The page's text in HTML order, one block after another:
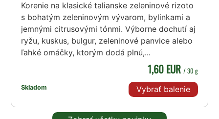
Korenie na klasické talianske zeleninové rizoto
s bohatým zeleninovým vývarom, bylinkami a
jemnými citrusovými tónmi. Výborne dochutí aj
ryžu, kuskus, bulgur, zeleninové panvice alebo
ľahké omáčky, ktorým dodá plnú,...
Skladom
1,60 EUR / 30 g
Vybrať balenie